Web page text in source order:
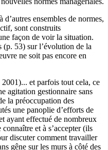
ensembles de normes,
sont construits
façon de voir la situation.
(p. 53) sur l’évolution de la
ne soit pas encore en
2001)... et parfois tout cela, ce
agitation gestionnaire sans
la préoccupation des
une panoplie d’efforts de
ayant effectué de nombreux
et à s’accepter (ils
discuter comment travailler
gêne sur les murs à côté des